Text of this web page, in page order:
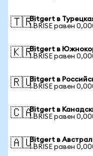
🇹🇷Bitgert в
1 BRISE равен
🇰🇷Bitgert в
1 BRISE равен
🇷🇺Bitgert в
1 BRISE равен
🇨🇦Bitgert в
1 BRISE равен
🇦🇺Bitgert в
1 BRISE равен